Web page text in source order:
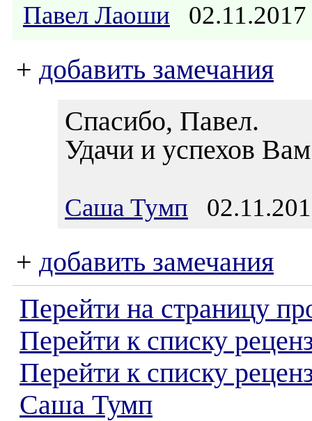
Павел Лаоши
+ добавить замечания
Спасибо, Павел.
Удачи и успехов
Саша Тумп
+ добавить замечания
Перейти на страницу
Перейти к списку
Перейти к списку
Саша Тумп